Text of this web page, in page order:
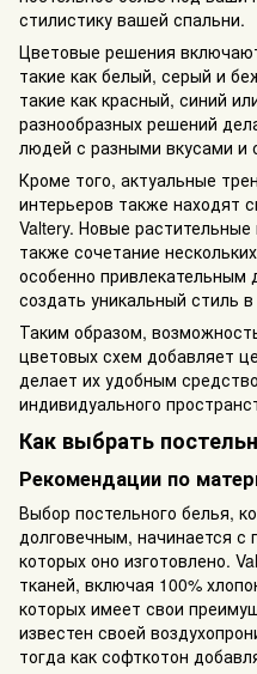
стилистику вашей спальни.
Цветовые решения
такие как белый, серый и
такие как красный, синий
разнообразных решений
людей с разными вкусами и
Кроме того, актуальные
интерьеров также находят
Valtery. Новые
также сочетание
особенно привлекательным
создать уникальный стиль
Таким образом,
цветовых схем добавляет
делает их удобным
индивидуального
Как выбрать
Рекомендации по
Выбор постельного белья,
долговечным, начинается с
которых оно изготовлено.
тканей, включая 100%
которых имеет свои
известен своей
тогда как софткотон